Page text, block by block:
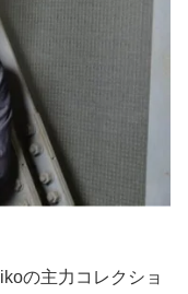
の主力コレクショ